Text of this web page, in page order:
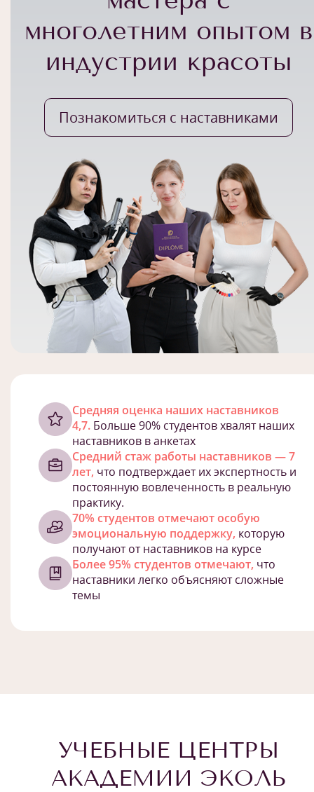
многолетним опытом в
индустрии красоты
Познакомиться с наставниками
Cредняя оценка наших наставников
4,7. Больше 90% студентов хвалят наших
наставников в анкетах
Средний стаж работы наставников — 7
лет, что подтверждает их экспертность и
постоянную вовлеченность в реальную
практику.
70% студентов отмечают особую
эмоциональную поддержку, которую
получают от наставников на курсе
Более 95% студентов отмечают, что
наставники легко объясняют сложные
темы
УЧЕБНЫЕ ЦЕНТРЫ
АКАДЕМИИ ЭКОЛЬ